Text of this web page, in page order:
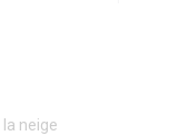
la neige